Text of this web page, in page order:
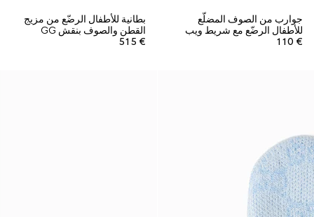
جوارب من الصوف المضلّع
للأطفال الرضّع مع شريط ويب
€ 110
بطانية للأطفال الرضّع من مزيج
القطن والصوف بنقش GG
€ 515